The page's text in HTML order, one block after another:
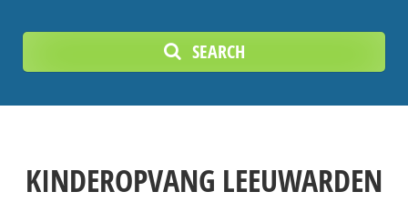
SEARCH
KINDEROPVANG LEEUWARDEN